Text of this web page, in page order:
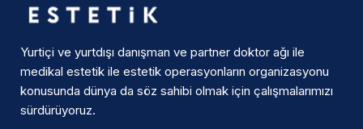
Yurtiçi ve yurtdışı danışman ve partner doktor ağı ile
medikal estetik ile estetik operasyonların organizasyonu
konusunda dünya da söz sahibi olmak için çalışmalarımızı
sürdürüyoruz.